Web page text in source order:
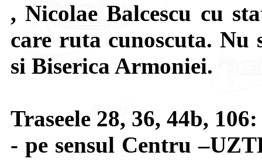
, Nicolae Balcescu cu
care ruta cunoscuta. Nu
si Biserica Armoniei.
Traseele 28, 36, 44b,
- pe sensul Centru